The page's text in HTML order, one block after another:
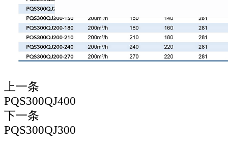
上一条
PQS300QJ400
下一条
PQS300QJ300